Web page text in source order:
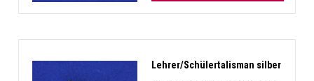
Lehrer/Schülertalisman silber